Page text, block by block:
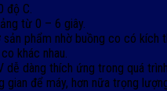
độ C.
từ 0 – 6 giây.
phẩm nhờ buồng co có kích
khác nhau.
dàng thích ứng trong quá
để máy, hơn nữa trọng